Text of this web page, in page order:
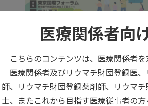
医療関係者向
こちらのコンテンツは、医療関係者を
医療関係者及びリウマチ財団登録医、
師、リウマチ財団登録薬剤師、リウマ
士、またこれから目指す医療従事者の
バックナンバー
令和8年度 リウマチ月間リウマチ講